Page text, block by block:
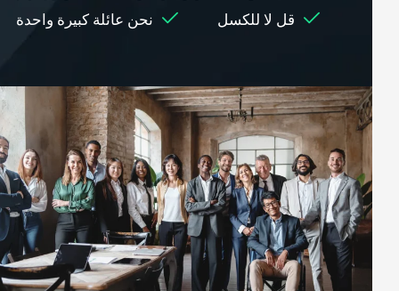
قل لا للكسل
نحن عائلة كبيرة واحدة